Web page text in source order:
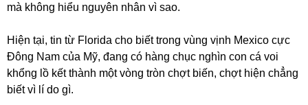
mà không hiểu nguyên nhân vì sao.
Hiện tại, tin từ Florida cho biết trong vùng vịnh Mexico cực
Đông Nam của Mỹ, đang có hàng chục nghìn con cá voi
khổng lồ kết thành một vòng tròn chợt biến, chợt hiện chẳng
biết vì lí do gì.